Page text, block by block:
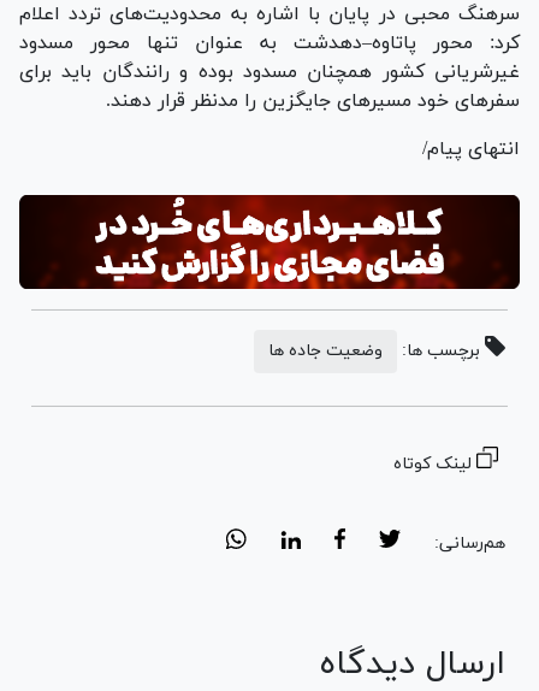
سرهنگ محبی در پایان با اشاره به محدودیت‌های تردد اعلام
کرد: محور پاتاوه–دهدشت به عنوان تنها محور مسدود
غیرشریانی کشور همچنان مسدود بوده و رانندگان باید برای
سفر‌های خود مسیر‌های جایگزین را مدنظر قرار دهند.
انتهای پیام/
برچسب ها: وضعیت جاده ها
لینک کوتاه
هم‌رسانی:
ارسال دیدگاه